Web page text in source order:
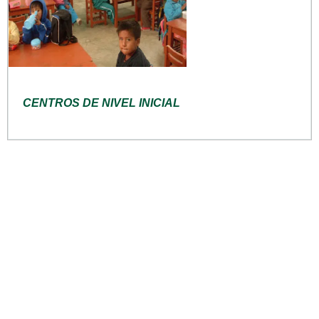
CENTROS DE NIVEL INICIAL